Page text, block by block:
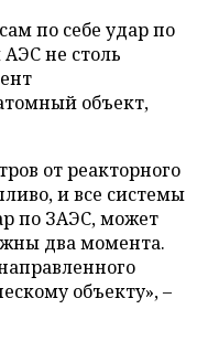
по себе удар по
не столь
объект,
от реакторного
и все системы
по ЗАЭС, может
два момента.
объекту», –